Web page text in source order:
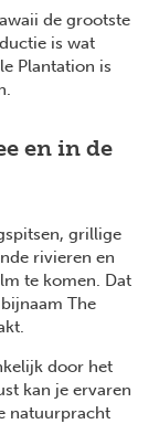
de grootste
is wat
Plantation is
en in de
grillige
rivieren en
te komen. Dat
The
door het
kan je ervaren
natuurpracht